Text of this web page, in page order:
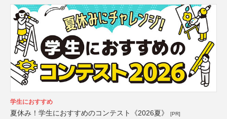
学生におすすめ
夏休み！学生におすすめのコンテスト《2026夏》 [PR]